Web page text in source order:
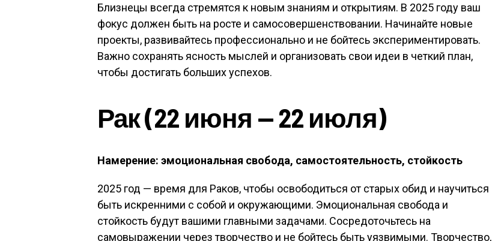
Близнецы всегда стремятся к новым знаниям и открытиям. В 2025 году ваш
фокус должен быть на росте и самосовершенствовании. Начинайте новые
проекты, развивайтесь профессионально и не бойтесь экспериментировать.
Важно сохранять ясность мыслей и организовать свои идеи в четкий план,
чтобы достигать больших успехов.
Рак (22 июня — 22 июля)
Намерение: эмоциональная свобода, самостоятельность, стойкость
2025 год — время для Раков, чтобы освободиться от старых обид и научиться
быть искренними с собой и окружающими. Эмоциональная свобода и
стойкость будут вашими главными задачами. Сосредоточьтесь на
самовыражении через творчество и не бойтесь быть уязвимыми. Творчество,